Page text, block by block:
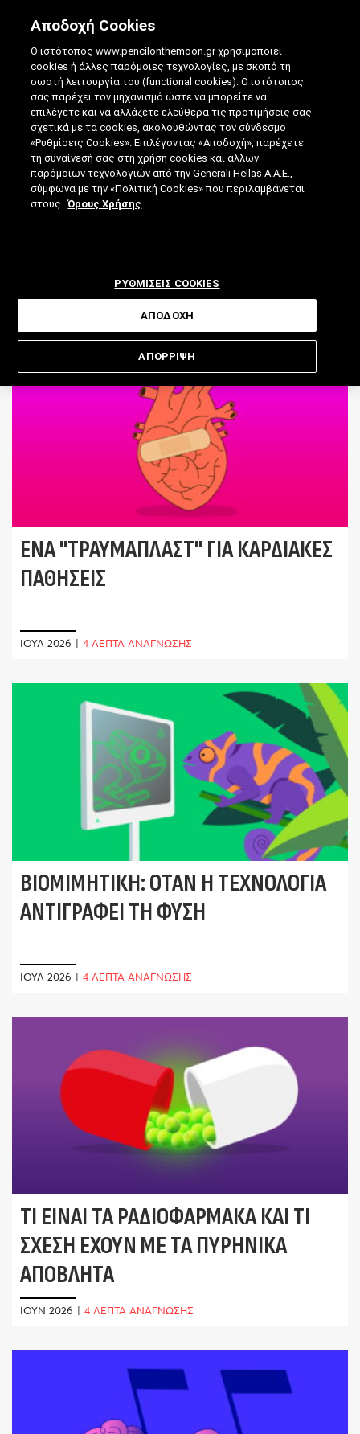
ΙΑΤΡΙΚΉ
Η ΓΟΝΙΔΙΑΚΉ ΘΕΡΑΠΕΊΑ ΠΟΥ ΡΊΧΝΕΙ ΤΗ
ΧΟΛΗΣΤΕΡΊΝΗ ΜΙΑ ΚΑΙ ΚΑΛΉ
ΈΝΑ "ΤΡΑΥΜΑΠΛΆΣΤ" ΓΙΑ ΚΑΡΔΙΑΚΈΣ
ΠΑΘΉΣΕΙΣ
ΙΟΎΛ 2026 | 4 ΛΕΠΤΑ ΑΝΑΓΝΩΣΗΣ
ΒΙΟΜΙΜΗΤΙΚΉ: ΌΤΑΝ Η ΤΕΧΝΟΛΟΓΊΑ
ΑΝΤΙΓΡΆΦΕΙ ΤΗ ΦΎΣΗ
ΙΟΎΛ 2026 | 4 ΛΕΠΤΑ ΑΝΑΓΝΩΣΗΣ
ΤΙ ΕΊΝΑΙ ΤΑ ΡΑΔΙΟΦΆΡΜΑΚΑ ΚΑΙ ΤΙ
ΣΧΈΣΗ ΈΧΟΥΝ ΜΕ ΤΑ ΠΥΡΗΝΙΚΆ
ΑΠΌΒΛΗΤΑ
ΙΟΎΝ 2026 | 4 ΛΕΠΤΑ ΑΝΑΓΝΩΣΗΣ
Αποδοχή Cookies
Ο ιστότοπος www.pencilonthemoon.gr χρησιμοποιεί
cookies ή άλλες παρόμοιες τεχνολογίες, με σκοπό τη
σωστή λειτουργία του (functional cookies). Ο ιστότοπος
σας παρέχει τον μηχανισμό ώστε να μπορείτε να
επιλέγετε και να αλλάζετε ελεύθερα τις προτιμήσεις σας
σχετικά με τα cookies, ακολουθώντας τον σύνδεσμο
«Ρυθμίσεις Cookies». Επιλέγοντας «Αποδοχή», παρέχετε
τη συναίνεσή σας στη χρήση cookies και άλλων
παρόμοιων τεχνολογιών από την Generali Hellas A.A.E.,
σύμφωνα με την «Πολιτική Cookies» που περιλαμβάνεται
στους
Όρους Χρήσης
ΡΥΘΜΙΣΕΙΣ COOKIES
ΑΠΟΡΡΙΨΗ
ΑΠΟΔΟΧΗ